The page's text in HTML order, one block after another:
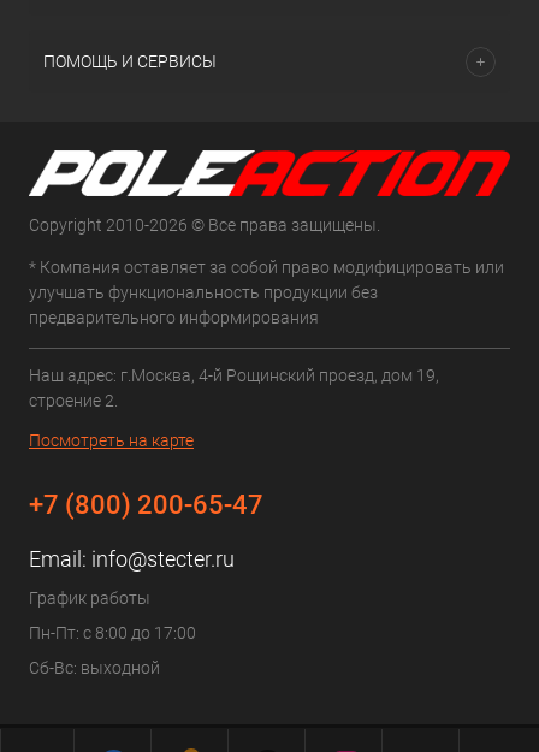
ПОМОЩЬ И СЕРВИСЫ
Copyright 2010-2026 © Все права защищены.
* Компания оставляет за собой право модифицировать или
улучшать функциональность продукции без
предварительного информирования
Наш адрес: г.Москва, 4-й Рощинский проезд, дом 19,
строение 2.
Посмотреть на карте
+7 (800) 200-65-47
Email: info@stecter.ru
График работы
Пн-Пт: с 8:00 до 17:00
Сб-Вс: выходной